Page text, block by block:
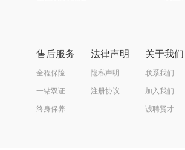
售后服务
全程保险
一钻双证
终身保养
法律声明
隐私声明
注册协议
关于我们
联系我们
加入我们
诚聘贤才